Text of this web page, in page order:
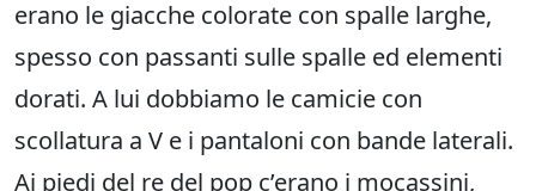
erano le giacche colorate con spalle larghe,
spesso con passanti sulle spalle ed elementi
dorati. A lui dobbiamo le camicie con
scollatura a V e i pantaloni con bande laterali.
Ai piedi del re del pop c’erano i mocassini,